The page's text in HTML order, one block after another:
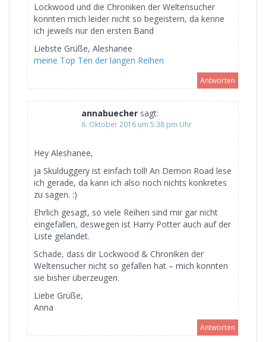
Lockwood und die Chroniken der Weltensucher
konnten mich leider nicht so begeistern, da kenne
ich jeweils nur den ersten Band
Liebste Grüße, Aleshanee
meine Top Ten der langen Reihen
Antworten
annabuecher sagt:
6. Oktober 2016 um 5:38 pm Uhr
Hey Aleshanee,
ja Skulduggery ist einfach toll! An Demon Road lese
ich gerade, da kann ich also noch nichts konkretes
zu sagen. :)
Ehrlich gesagt, so viele Reihen sind mir gar nicht
eingefallen, deswegen ist Harry Potter auch auf der
Liste gelandet.
Schade, dass dir Lockwood & Chroniken der
Weltensucher nicht so gefallen hat – mich konnten
sie bisher überzeugen.
Liebe Grüße,
Anna
Antworten